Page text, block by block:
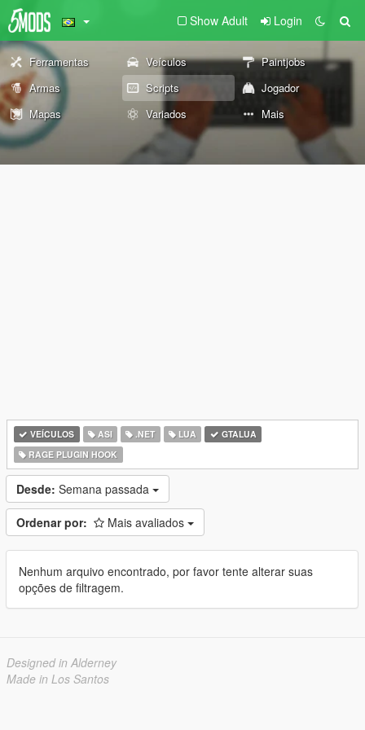
Show Adult Login
Ferramentas Veículos
Paintjobs
Armas
Scripts
Jogador
Mapas
Variados Mais
VEÍCULOS ASI .NET LUA
GTALUA
RAGE PLUGIN HOOK
Desde: Semana passada
Ordenar por: Mais avaliados
Nenhum arquivo encontrado, por favor tente alterar suas
opções de filtragem.
Designed in Alderney
Made in Los Santos